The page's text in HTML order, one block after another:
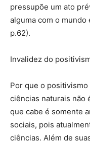
pressupõe um ato
alguma com o mundo
p.62).
Invalidez do
Por que o
ciências naturais não
que cabe é somente
sociais, pois
ciências. Além de